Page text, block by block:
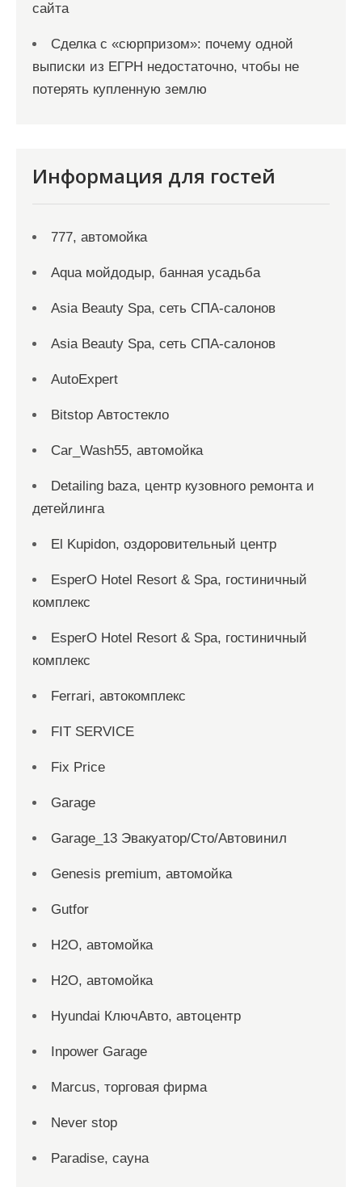
сайта
Сделка с «сюрпризом»: почему одной
выписки из ЕГРН недостаточно, чтобы не
потерять купленную землю
Информация для гостей
777, автомойка
Aqua мойдодыр, банная усадьба
Asia Beauty Spa, сеть СПА-салонов
Asia Beauty Spa, сеть СПА-салонов
AutoExpert
Bitstop Автостекло
Car_Wash55, автомойка
Detailing baza, центр кузовного ремонта и
детейлинга
El Kupidon, оздоровительный центр
EsperO Hotel Resort & Spa, гостиничный
комплекс
EsperO Hotel Resort & Spa, гостиничный
комплекс
Ferrari, автокомплекс
FIT SERVICE
Fix Price
Garage
Garage_13 Эвакуатор/Сто/Автовинил
Genesis premium, автомойка
Gutfor
H2O, автомойка
H2O, автомойка
Hyundai КлючАвто, автоцентр
Inpower Garage
Marcus, торговая фирма
Never stop
Paradise, сауна